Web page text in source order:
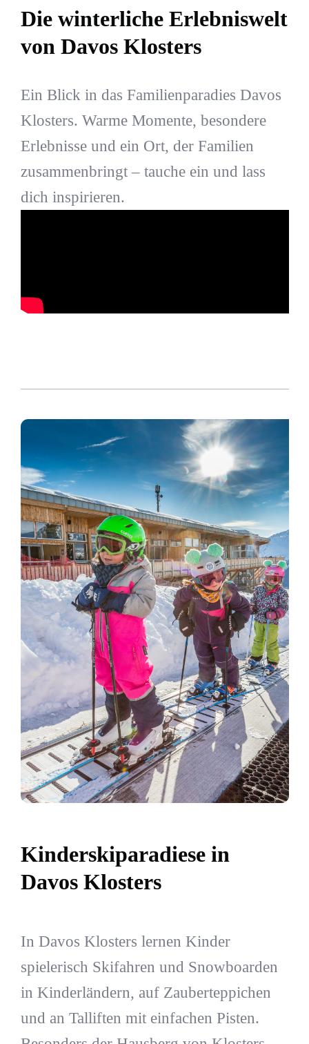
Die winterliche Erlebniswelt
von Davos Klosters
Ein Blick in das Familienparadies Davos
Klosters. Warme Momente, besondere
Erlebnisse und ein Ort, der Familien
zusammenbringt – tauche ein und lass
dich inspirieren.
Kinderskiparadiese in
Davos Klosters
In Davos Klosters lernen Kinder
spielerisch Skifahren und Snowboarden
in Kinderländern, auf Zauberteppichen
und an Talliften mit einfachen Pisten.